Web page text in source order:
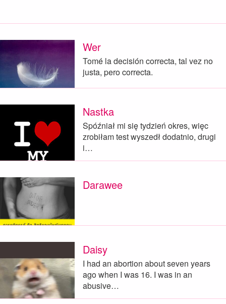
Wer
Tomé la decisión correcta, tal vez no
justa, pero correcta.
Nastka
Spóźniał mi się tydzień okres, więc
zrobiłam test wyszedł dodatnio, drugi
i…
Darawee
Daisy
I had an abortion about seven years
ago when I was 16. I was in an
abusive…